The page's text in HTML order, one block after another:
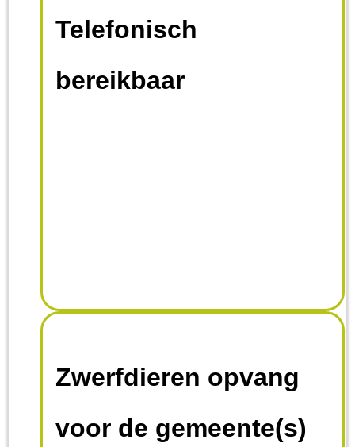
Telefonisch
bereikbaar
Zwerfdieren opvang
voor de gemeente(s)